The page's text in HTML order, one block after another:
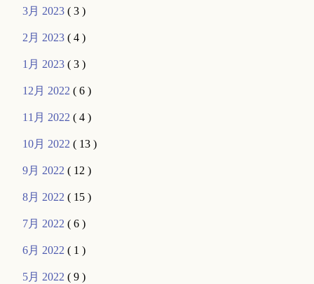
3月 2023( 3 )
2月 2023( 4 )
1月 2023( 3 )
12月 2022( 6 )
11月 2022( 4 )
10月 2022( 13 )
9月 2022( 12 )
8月 2022( 15 )
7月 2022( 6 )
6月 2022( 1 )
5月 2022( 9 )